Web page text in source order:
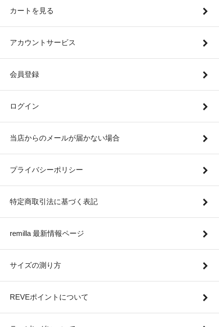
カートを見る
アカウントサービス
会員登録
ログイン
当店からのメールが届かない場合
プライバシーポリシー
特定商取引法に基づく表記
remilla 最新情報ページ
サイズの測り方
REVEポイントについて